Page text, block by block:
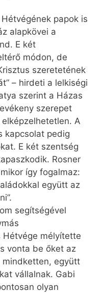
papok is
alapkövei a
E két
módon, de
szeretetének
– hirdeti a lelkiségi
szerint a Házas
szerepet
A
kapcsolat pedig
E két szentség
Rosner
így fogalmaz:
együtt az
segítségével
Hétvége mélyítette
vonta be őket az
mindketten, együtt
vállalnak. Gabi
olyan